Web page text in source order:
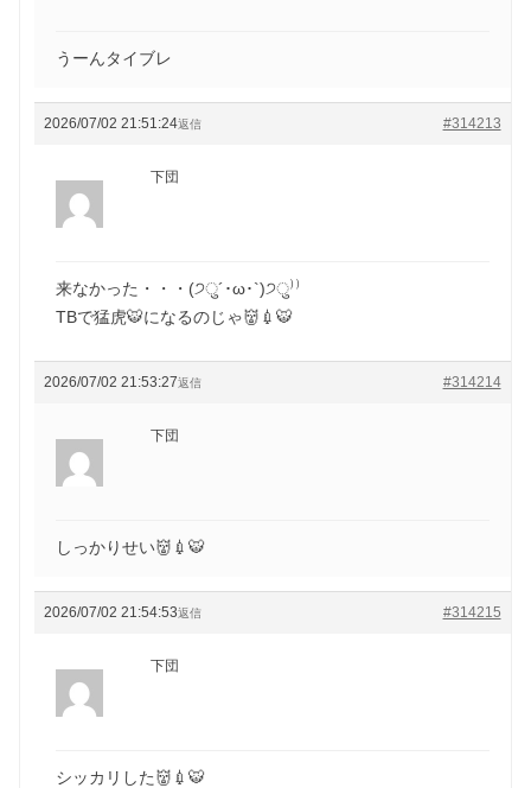
うーんタイブレ
2026/07/02 21:51:24 #314213
返信
下団
来なかった・・・(੭ु´･ω･`)੭ु⁾⁾
TBで猛虎🐯になるのじゃ👹💉🐯
2026/07/02 21:53:27 #314214
返信
下団
しっかりせい👹💉🐯
2026/07/02 21:54:53 #314215
返信
下団
シッカリした👹💉🐯